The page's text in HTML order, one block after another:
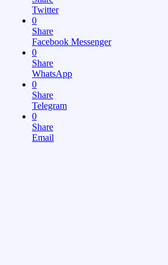
Twitter
0
Share
Facebook Messenger
0
Share
WhatsApp
0
Share
Telegram
0
Share
Email